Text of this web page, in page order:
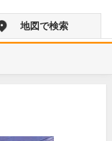
地図で検索